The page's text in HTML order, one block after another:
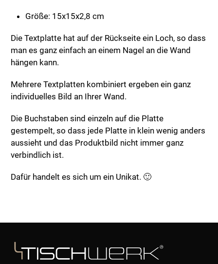
Größe: 15x15x2,8 cm
Die Textplatte hat auf der Rückseite ein Loch, so dass
man es ganz einfach an einem Nagel an die Wand
hängen kann.
Mehrere Textplatten kombiniert ergeben ein ganz
individuelles Bild an Ihrer Wand.
Die Buchstaben sind einzeln auf die Platte
gestempelt, so dass jede Platte in klein wenig anders
aussieht und das Produktbild nicht immer ganz
verbindlich ist.
Dafür handelt es sich um ein Unikat. 🙂